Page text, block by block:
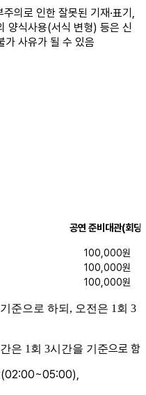
의로 인한 잘못된 기재·표기,
양식사용(서식 변형) 등은 신
가 사유가 될 수 있음
공연 준비대관(회당)
100,000원
100,000원
100,000원
준으로 하되, 오전은 1회 3
은 1회 3시간을 기준으로 함